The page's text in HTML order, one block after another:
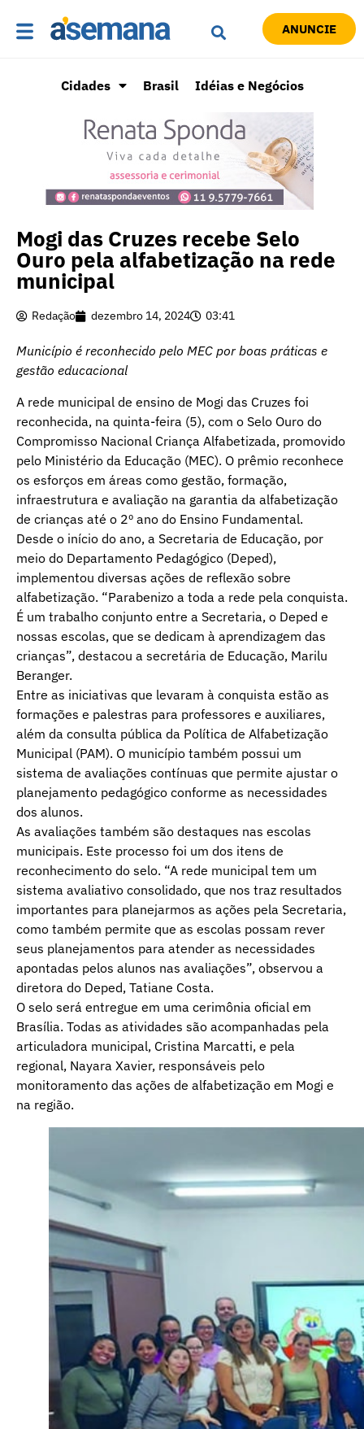
ANUNCIE
Cidades Brasil Idéias e Negócios
Mogi das Cruzes recebe Selo
Ouro pela alfabetização na rede
municipal
Redação dezembro 14, 2024 03:41
Município é reconhecido pelo MEC por boas práticas e
gestão educacional
A rede municipal de ensino de Mogi das Cruzes foi
reconhecida, na quinta-feira (5), com o Selo Ouro do
Compromisso Nacional Criança Alfabetizada, promovido
pelo Ministério da Educação (MEC). O prêmio reconhece
os esforços em áreas como gestão, formação,
infraestrutura e avaliação na garantia da alfabetização
de crianças até o 2º ano do Ensino Fundamental.
Desde o início do ano, a Secretaria de Educação, por
meio do Departamento Pedagógico (Deped),
implementou diversas ações de reflexão sobre
alfabetização. “Parabenizo a toda a rede pela conquista.
É um trabalho conjunto entre a Secretaria, o Deped e
nossas escolas, que se dedicam à aprendizagem das
crianças”, destacou a secretária de Educação, Marilu
Beranger.
Entre as iniciativas que levaram à conquista estão as
formações e palestras para professores e auxiliares,
além da consulta pública da Política de Alfabetização
Municipal (PAM). O município também possui um
sistema de avaliações contínuas que permite ajustar o
planejamento pedagógico conforme as necessidades
dos alunos.
As avaliações também são destaques nas escolas
municipais. Este processo foi um dos itens de
reconhecimento do selo. “A rede municipal tem um
sistema avaliativo consolidado, que nos traz resultados
importantes para planejarmos as ações pela Secretaria,
como também permite que as escolas possam rever
seus planejamentos para atender as necessidades
apontadas pelos alunos nas avaliações”, observou a
diretora do Deped, Tatiane Costa.
O selo será entregue em uma cerimônia oficial em
Brasília. Todas as atividades são acompanhadas pela
articuladora municipal, Cristina Marcatti, e pela
regional, Nayara Xavier, responsáveis pelo
monitoramento das ações de alfabetização em Mogi e
na região.